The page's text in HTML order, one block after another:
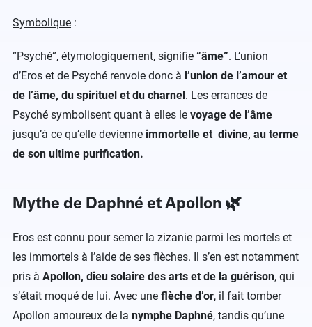
Symbolique :
“Psyché”, étymologiquement, signifie “âme”. L’union
d’Eros et de Psyché renvoie donc à l’union de l’amour et
de l’âme, du spirituel et du charnel. Les errances de
Psyché symbolisent quant à elles le voyage de l’âme
jusqu’à ce qu’elle devienne immortelle et divine, au terme
de son ultime purification.
Mythe de Daphné et Apollon 🌿
Eros est connu pour semer la zizanie parmi les mortels et
les immortels à l’aide de ses flèches. Il s’en est notamment
pris à Apollon, dieu solaire des arts et de la guérison, qui
s’était moqué de lui. Avec une flèche d’or, il fait tomber
Apollon amoureux de la nymphe Daphné, tandis qu’une